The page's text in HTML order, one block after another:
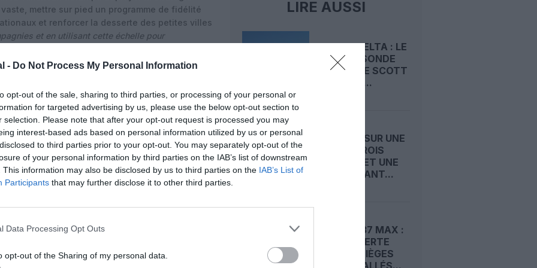
- Do Not Process My Personal Information
opt-out of the sale, sharing to third parties, or processing of your personal or
for targeted advertising by us, please use the below opt-out section to
selection. Please note that after your opt-out request is processed you may
interest-based ads based on personal information utilized by us or personal
to third parties prior to your opt-out. You may separately opt-out of the
of your personal information by third parties on the IAB’s list of downstream
This information may also be disclosed by us to third parties on the IAB’s List of
Participants that may further disclose it to other third parties.
Data Processing Opt Outs
opt-out of the Sharing of my personal data.
mettre sur pied un programme de fidélité
et renforcer la desserte des petites villes
et en utilisant cette échelle pour
nous aurions créé une nouvelle compagnie
pour les clients – point final », résume-t-il.
commercial aérien”
insiste sur la dimension géopolitique et
Il argue que les compagnies étrangères –
– occupent environ 65% des sièges
des États‑Unis, alors que seulement 40% des
étrangers.« Nous avons aujourd’hui un
internationales », estime-t-il, en y
et les travailleurs américains.
combinaison United–American, doté d’un réseau
aurait constitué un outil plus crédible pour
du Golfe ou asiatiques. Dans ses
que de nombreux grands transporteurs
directs ou indirects, quand les majors
LIRE AUSSI
UNITED-DELTA : LE
COUP DE SONDE
SECRET DE SCOTT
KIRBY QUI...
ATR MISE SUR UNE
CABINE TROIS
CLASSES ET UNE
PORTE AVANT...
BOEING 737 MAX :
LA FAA ALERTE
SUR DES SIÈGES
MAL INSTALLÉS...